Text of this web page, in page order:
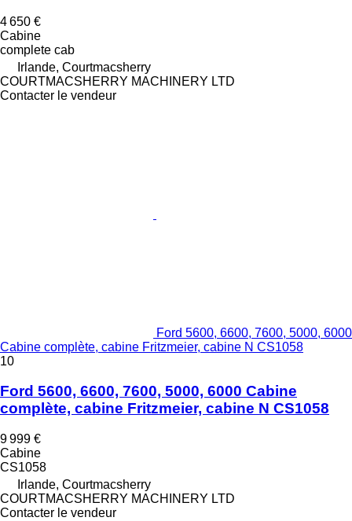
4 650 €
Cabine
complete cab
Irlande, Courtmacsherry
COURTMACSHERRY MACHINERY LTD
Contacter le vendeur
Ford 5600, 6600, 7600, 5000, 6000
Cabine complète, cabine Fritzmeier, cabine N CS1058
10
Ford 5600, 6600, 7600, 5000, 6000 Cabine
complète, cabine Fritzmeier, cabine N CS1058
9 999 €
Cabine
CS1058
Irlande, Courtmacsherry
COURTMACSHERRY MACHINERY LTD
Contacter le vendeur